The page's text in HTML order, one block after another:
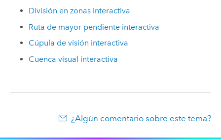
División en zonas interactiva
Ruta de mayor pendiente interactiva
Cúpula de visión interactiva
Cuenca visual interactiva
¿Algún comentario sobre este tema?